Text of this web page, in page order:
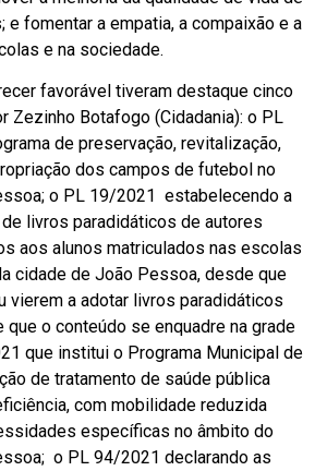
fomentar a empatia, a compaixão e a
e na sociedade.
favorável tiveram destaque cinco
Zezinho Botafogo (Cidadania): o PL
de preservação, revitalização,
dos campos de futebol no
o PL 19/2021 estabelecendo a
livros paradidáticos de autores
aos alunos matriculados nas escolas
cidade de João Pessoa, desde que
vierem a adotar livros paradidáticos
que o conteúdo se enquadre na grade
que institui o Programa Municipal de
de tratamento de saúde pública
com mobilidade reduzida
específicas no âmbito do
o PL 94/2021 declarando as